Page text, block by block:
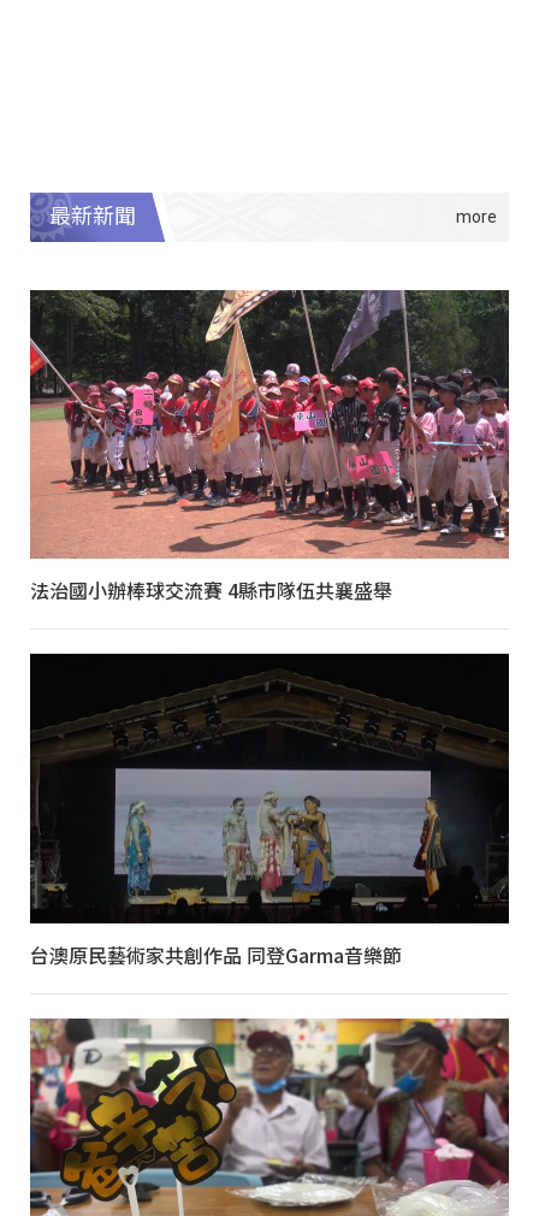
最新新聞
法治國小辦棒球交流賽 4縣市隊伍共襄盛舉
台澳原民藝術家共創作品 同登Garma音樂節